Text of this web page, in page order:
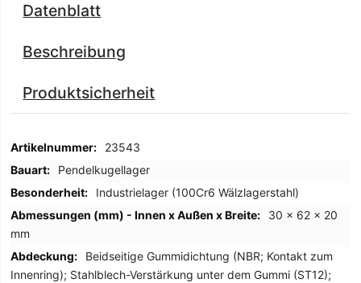
Datenblatt
Beschreibung
Produktsicherheit
Mehr
Informationen
23543
Pendelkugellager
Industrielager (100Cr6 Wälzlagerstahl)
30 x 62 x 20
mm
Beidseitige Gummidichtung (NBR; Kontakt zum
Innenring); Stahlblech-Verstärkung unter dem Gummi (ST12);